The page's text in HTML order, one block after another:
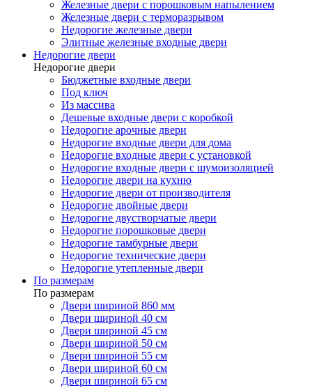
Железные двери с порошковым напылением
Железные двери с терморазрывом
Недорогие железные двери
Элитные железные входные двери
Недорогие двери
Недорогие двери
Бюджетные входные двери
Под ключ
Из массива
Дешевые входные двери с коробкой
Недорогие арочные двери
Недорогие входные двери для дома
Недорогие входные двери с установкой
Недорогие входные двери с шумоизоляцией
Недорогие двери на кухню
Недорогие двери от производителя
Недорогие двойные двери
Недорогие двустворчатые двери
Недорогие порошковые двери
Недорогие тамбурные двери
Недорогие технические двери
Недорогие утепленные двери
По размерам
По размерам
Двери шириной 860 мм
Двери шириной 40 см
Двери шириной 45 см
Двери шириной 50 см
Двери шириной 55 см
Двери шириной 60 см
Двери шириной 65 см